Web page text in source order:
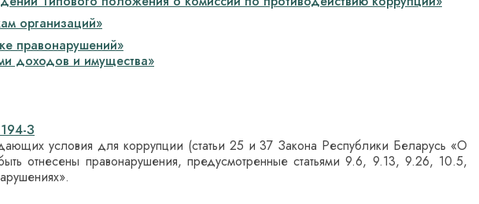
организаций»
правонарушений»
доходов и имущества»
З
условия для коррупции (статьи 25 и 37 Закона Республики Беларусь «О
отнесены правонарушения, предусмотренные статьями 9.6, 9.13, 9.26, 10.5,